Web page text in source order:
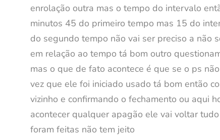
enrolação outra mas o tempo do intervalo
minutos 45 do primeiro tempo mas 15 do
do segundo tempo não vai ser preciso a não
em relação ao tempo tá bom outro
mas o que de fato acontece é que se o ps
vez que ele foi iniciado usado tá bom então
vizinho e confirmando o fechamento ou aqui
acontecer qualquer apagão ele vai voltar
foram feitas não tem jeito